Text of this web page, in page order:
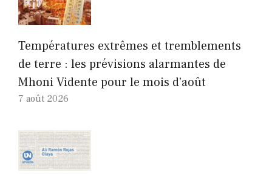
Températures extrêmes et tremblements
de terre : les prévisions alarmantes de
Mhoni Vidente pour le mois d’août
7 août 2026